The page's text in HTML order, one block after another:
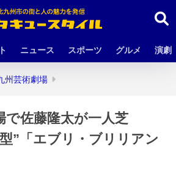
ニュース スポーツ グルメ 演劇
州芸術劇場
で佐藤隆太が一人芝
”「エブリ・ブリリアン